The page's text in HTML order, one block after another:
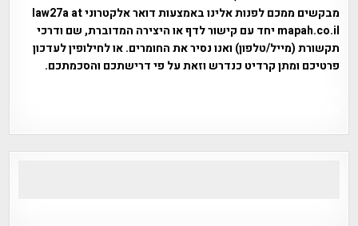
מבקשים ממכם לפנות אלינו באמצעות דואר אלקטרוני law27a at
mapah.co.il יחד עם קישור לדף או היצירה המדוברת, שם ודרכי
תקשורת (מייל/טלפון) ואנו נסיר את החומרים. או לחילופין לעדכון
פרטיכם ומתן קרדיט כנדרש וזאת על פי דרישתכם והסכמתכם.